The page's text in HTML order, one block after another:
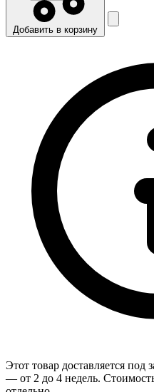
Добавить в корзину
Этот товар доставляется под
— от 2 до 4 недель.